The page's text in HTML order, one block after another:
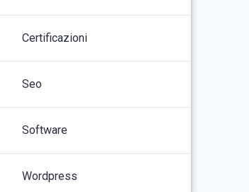
Certificazioni
Seo
Software
Wordpress